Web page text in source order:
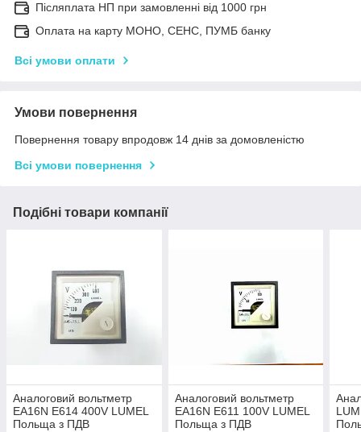
Післяплата НП при замовленні від 1000 грн
Оплата на карту МОНО, СЕНС, ПУМБ банку
Всі умови оплати
Умови повернення
Повернення товару впродовж 14 днів за домовленістю
Всі умови повернення
Подібні товари компанії
Аналоговий вольтметр
EA16N E614 400V LUMEL
Польща з ПДВ
Аналоговий вольтметр
EA16N E611 100V LUMEL
Польща з ПДВ